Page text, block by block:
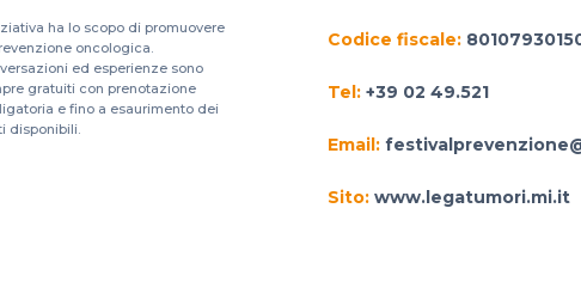
ha lo scopo di promuovere
oncologica.
ed esperienze sono
gratuiti con prenotazione
e fino a esaurimento dei
disponibili.
Codice fiscale:
Tel: +39 02 49.521
Email:
Sito: www.legatumori.mi.it